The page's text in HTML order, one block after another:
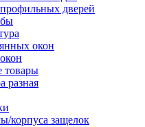
дверей
окон
товары
разная
корпуса защелок